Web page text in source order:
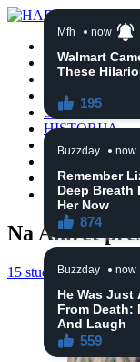
VIJESTI
BIH
TURSKA
SVIJET
HISTORIJA
RELIGIJA
CRNA
OBAVIJESTI
Na Ahiret
15 studenoga, 2024